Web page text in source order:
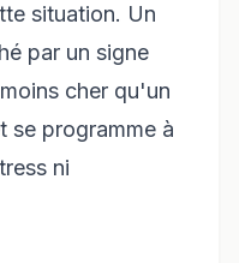
situation. Un
par un signe
cher qu'un
se programme à
ni